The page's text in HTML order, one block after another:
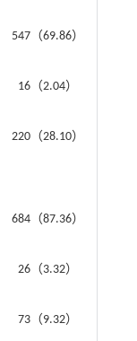
547（69.86）
16（2.04）
220（28.10）
684（87.36）
26（3.32）
73（9.32）